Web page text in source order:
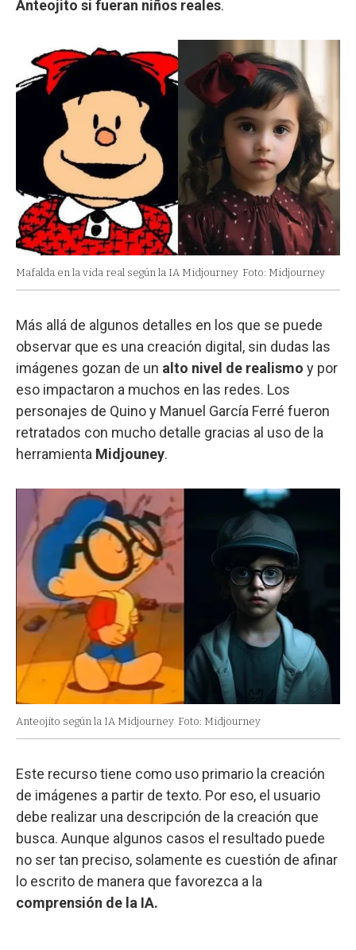
Anteojito si fueran niños reales.
Mafalda en la vida real según la IA Midjourney Foto: Midjourney
Más allá de algunos detalles en los que se puede
observar que es una creación digital, sin dudas las
imágenes gozan de un alto nivel de realismo y por
eso impactaron a muchos en las redes. Los
personajes de Quino y Manuel García Ferré fueron
retratados con mucho detalle gracias al uso de la
herramienta Midjouney.
Anteojito según la IA Midjourney Foto: Midjourney
Este recurso tiene como uso primario la creación
de imágenes a partir de texto. Por eso, el usuario
debe realizar una descripción de la creación que
busca. Aunque algunos casos el resultado puede
no ser tan preciso, solamente es cuestión de afinar
lo escrito de manera que favorezca a la
comprensión de la IA.